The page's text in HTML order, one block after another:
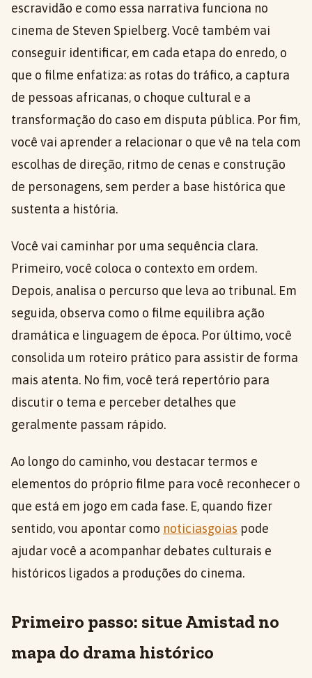
escravidão e como essa narrativa funciona no
cinema de Steven Spielberg. Você também vai
conseguir identificar, em cada etapa do enredo, o
que o filme enfatiza: as rotas do tráfico, a captura
de pessoas africanas, o choque cultural e a
transformação do caso em disputa pública. Por fim,
você vai aprender a relacionar o que vê na tela com
escolhas de direção, ritmo de cenas e construção
de personagens, sem perder a base histórica que
sustenta a história.
Você vai caminhar por uma sequência clara.
Primeiro, você coloca o contexto em ordem.
Depois, analisa o percurso que leva ao tribunal. Em
seguida, observa como o filme equilibra ação
dramática e linguagem de época. Por último, você
consolida um roteiro prático para assistir de forma
mais atenta. No fim, você terá repertório para
discutir o tema e perceber detalhes que
geralmente passam rápido.
Ao longo do caminho, vou destacar termos e
elementos do próprio filme para você reconhecer o
que está em jogo em cada fase. E, quando fizer
sentido, vou apontar como noticiasgoias pode
ajudar você a acompanhar debates culturais e
históricos ligados a produções do cinema.
Primeiro passo: situe Amistad no
mapa do drama histórico